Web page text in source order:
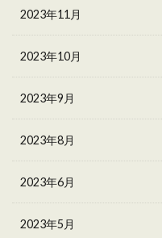
2023年11月
2023年10月
2023年9月
2023年8月
2023年6月
2023年5月